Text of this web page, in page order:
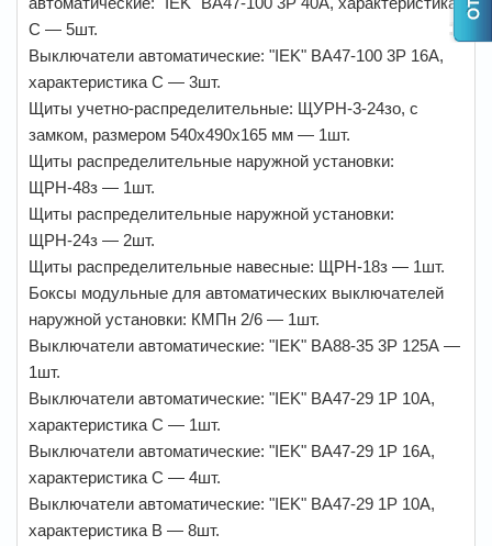
С — 5шт.
Выключатели автоматические: "IEK" ВА47-100 3Р 16А,
характеристика С — 3шт.
Щиты учетно-распределительные: ЩУРН-3-24зо, с
замком, размером 540х490х165 мм — 1шт.
Щиты распределительные наружной установки:
ЩРН-48з — 1шт.
Щиты распределительные наружной установки:
ЩРН-24з — 2шт.
Щиты распределительные навесные: ЩРН-18з — 1шт.
Боксы модульные для автоматических выключателей
наружной установки: КМПн 2/6 — 1шт.
Выключатели автоматические: "IEK" ВА88-35 3Р 125А —
1шт.
Выключатели автоматические: "IEK" ВА47-29 1Р 10А,
характеристика С — 1шт.
Выключатели автоматические: "IEK" ВА47-29 1Р 16А,
характеристика С — 4шт.
Выключатели автоматические: "IEK" ВА47-29 1Р 10А,
характеристика В — 8шт.